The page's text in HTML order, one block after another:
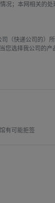
况；本网相关的处
（快递公司的）
您选择我公司的产
有可能拒签